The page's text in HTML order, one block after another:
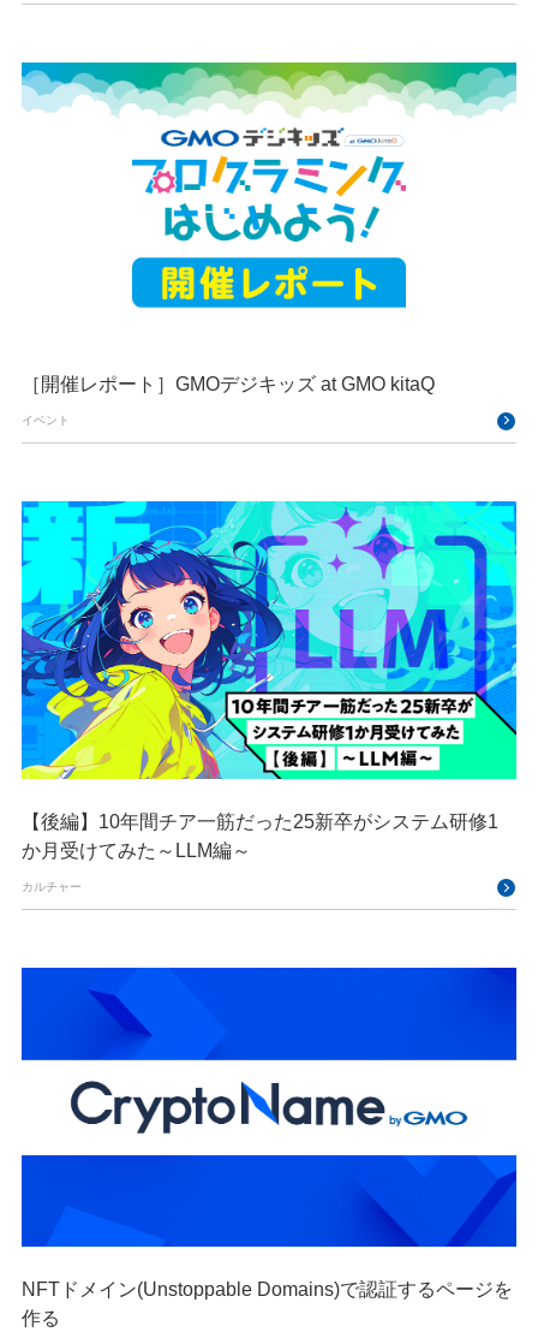
［開催レポート］GMOデジキッズ at GMO kitaQ
イベント
【後編】10年間チア一筋だった25新卒がシステム研修1
か月受けてみた～LLM編～
カルチャー
NFTドメイン(Unstoppable Domains)で認証するページを
作る